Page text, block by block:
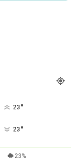
23 °
23 °
23%